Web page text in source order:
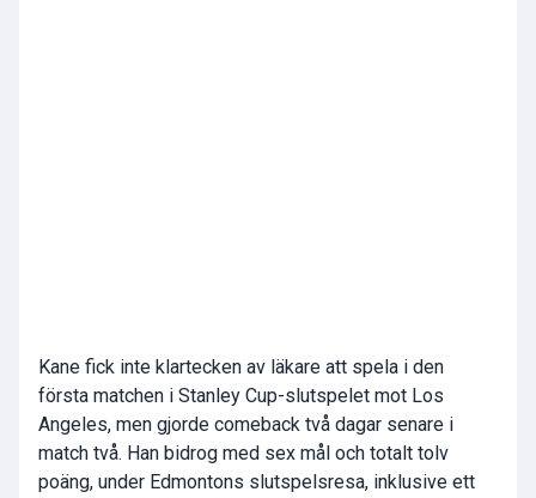
Kane fick inte klartecken av läkare att spela i den
första matchen i Stanley Cup-slutspelet mot Los
Angeles, men gjorde comeback två dagar senare i
match två. Han bidrog med sex mål och totalt tolv
poäng, under Edmontons slutspelsresa, inklusive ett